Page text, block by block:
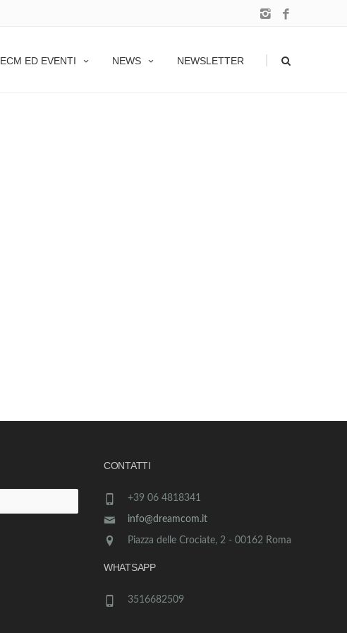
ECM ED EVENTI NEWS NEWSLETTER
CONTATTI
+39 06 4818341
info@dreamcom.it
Piazza delle Crociate, 2 - 00162 Roma
WHATSAPP
3516682509